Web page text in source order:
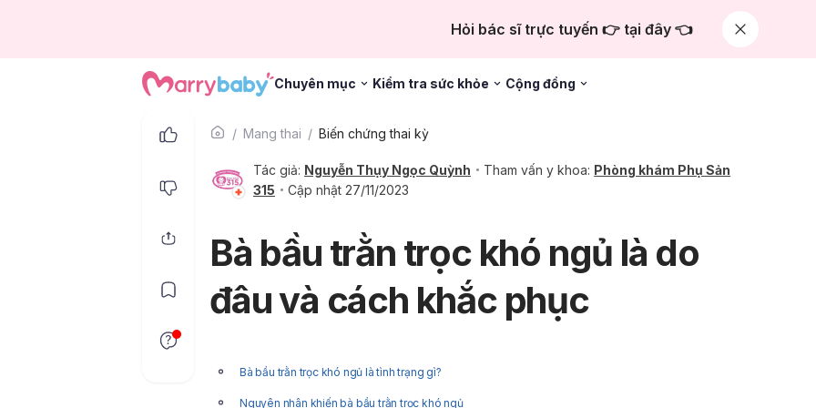
Hỏi bác sĩ trực tuyến 👉 tại đây 👈
Chuyên mục Kiểm tra sức khỏe Cộng đồng
Mang thai Biến chứng thai kỳ
Tác giả: Nguyễn Thụy Ngọc Quỳnh Tham vấn y khoa: Phòng khám Phụ Sản
315
Cập nhật 27/11/2023
Bà bầu trằn trọc khó ngủ là do
đâu và cách khắc phục
Bà bầu trằn trọc khó ngủ là tình trạng gì?
Nguyên nhân khiến bà bầu trằn trọc khó ngủ